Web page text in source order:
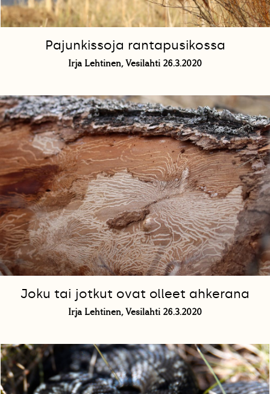
Pajunkissoja rantapusikossa
Irja Lehtinen, Vesilahti 26.3.2020
Joku tai jotkut ovat olleet ahkerana
Irja Lehtinen, Vesilahti 26.3.2020